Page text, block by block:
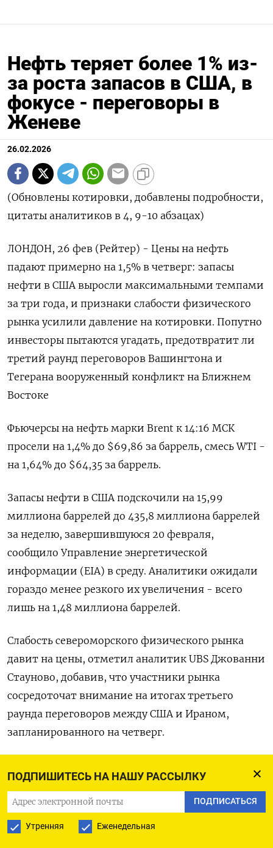
ПОДПИШИТЕСЬ НА НАШУ РАССЫЛКУ
ПОДПИСАТЬСЯ
Утренняя Еженедельная
Нефть теряет более 1% из-
за роста запасов в США, в
фокусе - переговоры в
Женеве
26.02.2026
(Обновлены котировки, добавлены подробности,
цитаты аналитиков в 4, 9-10 абзацах)
ЛОНДОН, 26 фев (Рейтер) - Цены на нефть
падают примерно на 1,5% в четверг: запасы
нефти в США выросли максимальными темпами
за три года, ‌и признаки слабости физического
рынка усилили давление на котировки. Попутно
инвесторы пытаются угадать, предотвратит ли
третий раунд переговоров Вашингтона и
Тегерана вооруженный конфликт на Ближнем
Востоке
Фьючерсы на нефть марки Brent ​к 14:16 МСК
просели на 1,4% ​до $69,86 за баррель, смесь ​WTI -
на ⁠1,64% до $64,35 за баррель.
Запасы нефти в США подскочили на 15,99
‌миллиона баррелей до 435,8 миллиона баррелей
за ‌неделю, завершившуюся 20 февраля,
сообщило Управление энергетической
информации (EIA) в среду. Аналитики ожидали
гораздо менее резкого их ​увеличения - всего
лишь на 1,48 миллиона баррелей.
Слабость североморского физического рынка
давит на ‌цены, отметил аналитик UBS Джованни
Стауново, добавив, что участники рынка
сосредоточат внимание на итогах ​третьего
раунда переговоров между США и Ираном,
запланированного на четверг.
основе фьючерса на Brent. Контракт с начала
2026 года прибавил в цене примерно 15%, так
как опасения по поводу военного конфликта на ​